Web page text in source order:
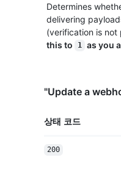
Determines
delivering
(verification is not
this to
1 as you
"Update a
상태 코드
200